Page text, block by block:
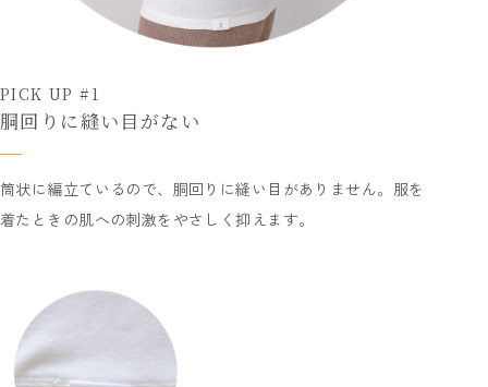
PICK UP #1
胴回りに縫い目がない
筒状に編立ているので、胴回りに縫い目がありません。服を
着たときの肌への刺激をやさしく抑えます。